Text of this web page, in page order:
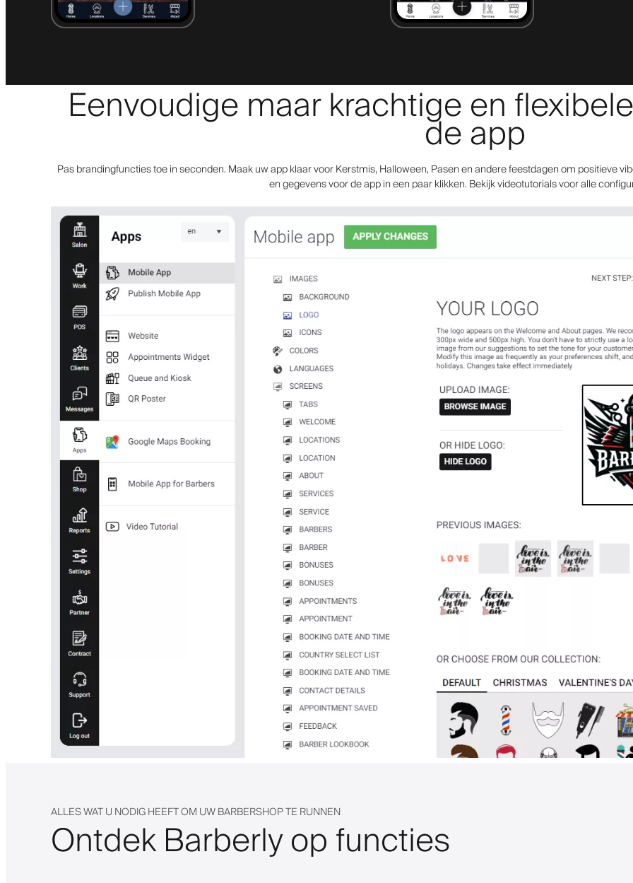
Eenvoudige maar krachtige en
de app
Pas brandingfuncties toe in seconden. Maak uw app klaar voor Kerstmis, Halloween, Pasen en andere feestdagen om positieve
en gegevens voor de app in een paar klikken. Bekijk videotutorials voor alle
ALLES WAT U NODIG HEEFT OM UW BARBERSHOP TE RUNNEN
Ontdek Barberly op functies